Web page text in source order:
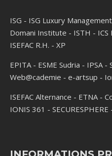
ISG - ISG Luxury
Domani Institute - ISTH - ICS
ISEFAC R.H. - XP
EPITA- ESME Sudria - IPSA-
Web@cademie - e-artsup -
ISEFAC Alternance - ETNA-
IONIS 361 - SECURESPHERE